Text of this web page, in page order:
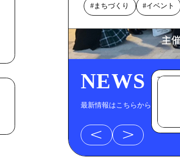
#まちづくり #イベント
#共創
NEWS
最新情報はこちらから
" alt="">